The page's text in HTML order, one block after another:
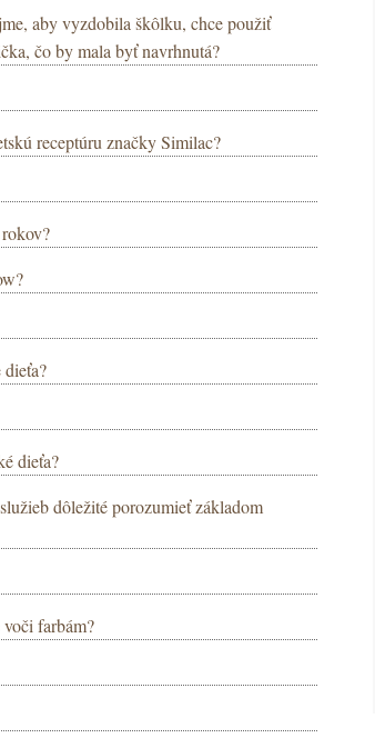
aby vyzdobila škôlku, chce použiť
čo by mala byť navrhnutá?
receptúru značky Similac?
dieťa?
dôležité porozumieť základom
farbám?